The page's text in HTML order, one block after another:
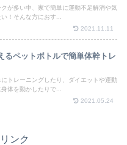
が多い中、家で簡単に運動不足解消や気
！そんな方におす...
2021.11.11
るペットボトルで簡単体幹トレ
トレーニングしたり、ダイエットや運動
体を動かしたりで...
2021.05.24
ンク